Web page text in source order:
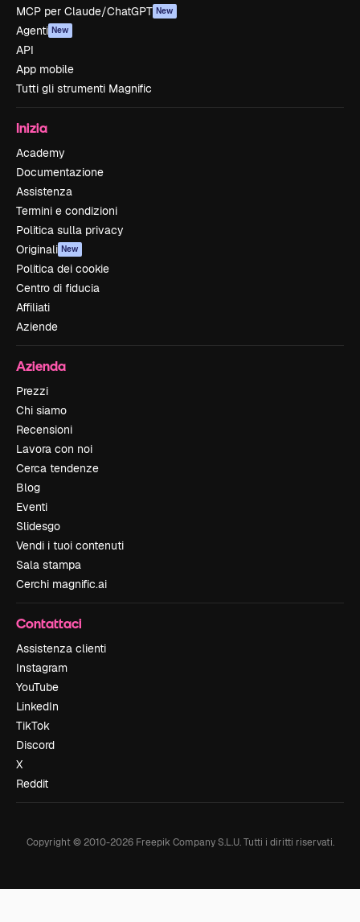
MCP per Claude/ChatGPT New
Agenti New
API
App mobile
Tutti gli strumenti Magnific
Inizia
Academy
Documentazione
Assistenza
Termini e condizioni
Politica sulla privacy
Originali New
Politica dei cookie
Centro di fiducia
Affiliati
Aziende
Azienda
Prezzi
Chi siamo
Recensioni
Lavora con noi
Cerca tendenze
Blog
Eventi
Slidesgo
Vendi i tuoi contenuti
Sala stampa
Cerchi magnific.ai
Contattaci
Assistenza clienti
Instagram
YouTube
LinkedIn
TikTok
Discord
X
Reddit
Copyright © 2010-2026Freepik Company S.L.U. Tutti i diritti riservati.